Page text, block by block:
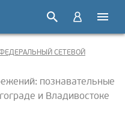
СЕТЕВОЙ
познавательные
и Владивостоке